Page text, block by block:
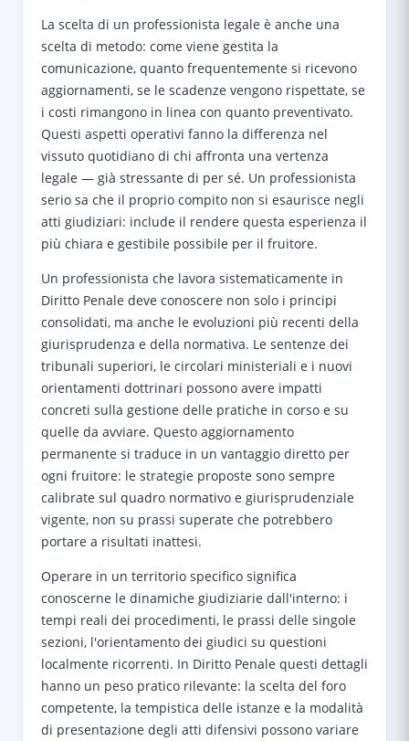
La scelta di un professionista legale è anche una
scelta di metodo: come viene gestita la
comunicazione, quanto frequentemente si ricevono
aggiornamenti, se le scadenze vengono rispettate, se
i costi rimangono in linea con quanto preventivato.
Questi aspetti operativi fanno la differenza nel
vissuto quotidiano di chi affronta una vertenza
legale — già stressante di per sé. Un professionista
serio sa che il proprio compito non si esaurisce negli
atti giudiziari: include il rendere questa esperienza il
più chiara e gestibile possibile per il fruitore.
Un professionista che lavora sistematicamente in
Diritto Penale deve conoscere non solo i principi
consolidati, ma anche le evoluzioni più recenti della
giurisprudenza e della normativa. Le sentenze dei
tribunali superiori, le circolari ministeriali e i nuovi
orientamenti dottrinari possono avere impatti
concreti sulla gestione delle pratiche in corso e su
quelle da avviare. Questo aggiornamento
permanente si traduce in un vantaggio diretto per
ogni fruitore: le strategie proposte sono sempre
calibrate sul quadro normativo e giurisprudenziale
vigente, non su prassi superate che potrebbero
portare a risultati inattesi.
Operare in un territorio specifico significa
conoscerne le dinamiche giudiziarie dall'interno: i
tempi reali dei procedimenti, le prassi delle singole
sezioni, l'orientamento dei giudici su questioni
localmente ricorrenti. In Diritto Penale questi dettagli
hanno un peso pratico rilevante: la scelta del foro
competente, la tempistica delle istanze e la modalità
di presentazione degli atti difensivi possono variare